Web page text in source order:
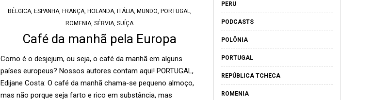
BÉLGICA, ESPANHA, FRANÇA, HOLANDA, ITÁLIA, MUNDO PORTUGAL
ROMENIA ,SÉRVIA ,SUÍÇA
Café da manhã pela Europa
Como é o desjejum, ou seja, o café da manhã em alguns
países europeus? Nossos autores contam aqui! PORTUGAL,
Edijane Costa: O café da manhã chama-se pequeno almoço,
mas não porque seja farto e rico em substância, mas
PERU
PODCASTS
POLÔNIA
PORTUGAL
REPÚBLICA TCHECA
ROMENIA